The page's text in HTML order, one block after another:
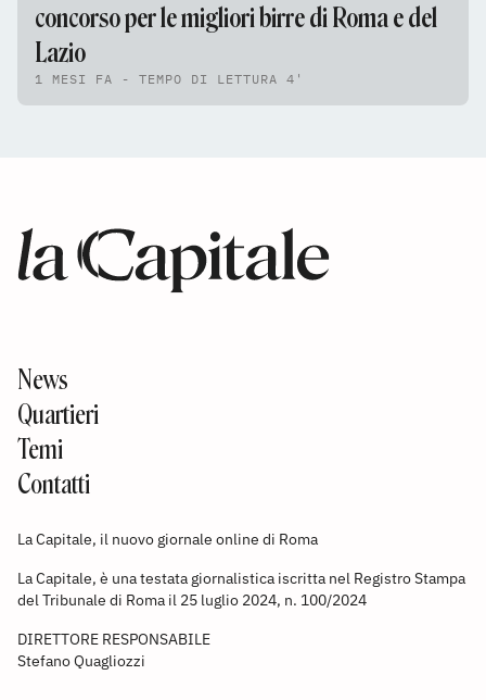
concorso per le migliori birre di Roma e del
Lazio
1 MESI FA - TEMPO DI LETTURA 4'
News
Quartieri
Temi
Contatti
La Capitale, il nuovo giornale online di Roma
La Capitale, è una testata giornalistica iscritta nel Registro Stampa
del Tribunale di Roma il 25 luglio 2024, n. 100/2024
DIRETTORE RESPONSABILE
Stefano Quagliozzi